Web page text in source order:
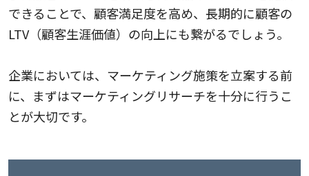
できることで、顧客満足度を高め、長期的に顧客の
LTV（顧客生涯価値）の向上にも繋がるでしょう。
企業においては、マーケティング施策を立案する前
に、まずはマーケティングリサーチを十分に行うこ
とが大切です。